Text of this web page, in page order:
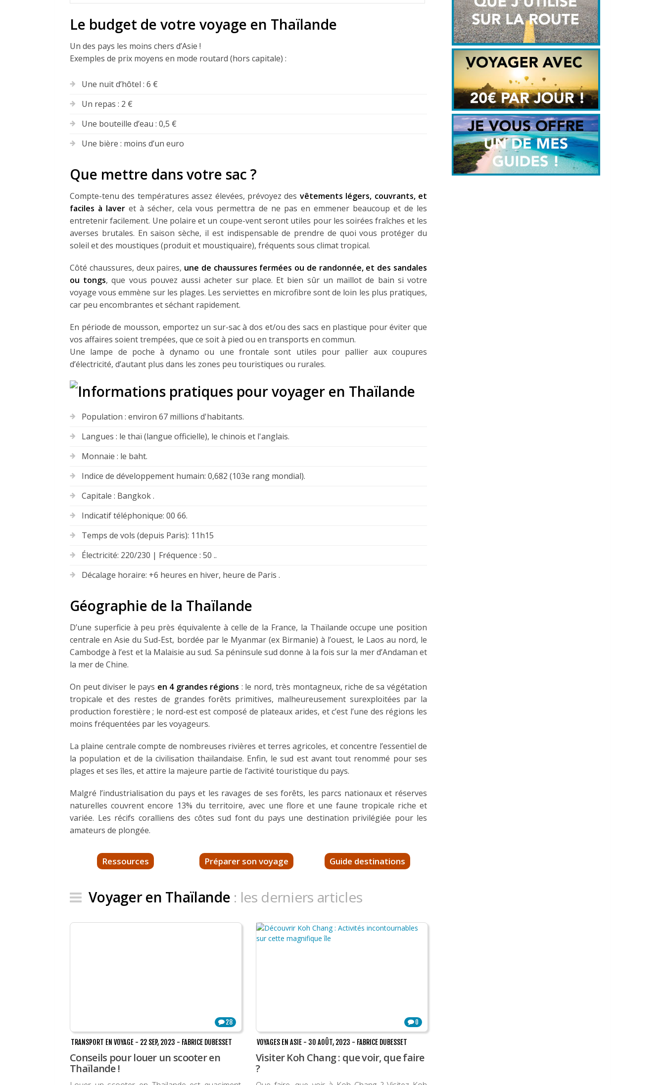
Le budget de votre voyage en Thaïlande
Un des pays les moins chers d’Asie !
Exemples de prix moyens en mode routard (hors capitale) :
Une nuit d’hôtel : 6 €
Un repas : 2 €
Une bouteille d’eau : 0,5 €
Une bière : moins d’un euro
Que mettre dans votre sac ?
Compte-tenu des températures assez élevées, prévoyez des vêtements légers, couvrants, et
faciles à laver et à sécher, cela vous permettra de ne pas en emmener beaucoup et de les
entretenir facilement. Une polaire et un coupe-vent seront utiles pour les soirées fraîches et les
averses brutales. En saison sèche, il est indispensable de prendre de quoi vous protéger du
soleil et des moustiques (produit et moustiquaire), fréquents sous climat tropical.
Côté chaussures, deux paires, une de chaussures fermées ou de randonnée, et des sandales
ou tongs, que vous pouvez aussi acheter sur place. Et bien sûr un maillot de bain si votre
voyage vous emmène sur les plages. Les serviettes en microfibre sont de loin les plus pratiques,
car peu encombrantes et séchant rapidement.
En période de mousson, emportez un sur-sac à dos et/ou des sacs en plastique pour éviter que
vos affaires soient trempées, que ce soit à pied ou en transports en commun.
Une lampe de poche à dynamo ou une frontale sont utiles pour pallier aux coupures
d’électricité, d’autant plus dans les zones peu touristiques ou rurales.
Population : environ 67 millions d'habitants.
Langues : le thaï (langue officielle), le chinois et l'anglais.
Monnaie : le baht.
Indice de développement humain: 0,682 (103e rang mondial).
Capitale : Bangkok .
Indicatif téléphonique: 00 66.
Temps de vols (depuis Paris): 11h15
Électricité: 220/230 | Fréquence : 50 ..
Décalage horaire: +6 heures en hiver, heure de Paris .
Géographie de la Thaïlande
D’une superficie à peu près équivalente à celle de la France, la Thaïlande occupe une position
centrale en Asie du Sud-Est, bordée par le Myanmar (ex Birmanie) à l’ouest, le Laos au nord, le
Cambodge à l’est et la Malaisie au sud. Sa péninsule sud donne à la fois sur la mer d’Andaman et
la mer de Chine.
On peut diviser le pays en 4 grandes régions : le nord, très montagneux, riche de sa végétation
tropicale et des restes de grandes forêts primitives, malheureusement surexploitées par la
production forestière ; le nord-est est composé de plateaux arides, et c’est l’une des régions les
moins fréquentées par les voyageurs.
La plaine centrale compte de nombreuses rivières et terres agricoles, et concentre l’essentiel de
la population et de la civilisation thaïlandaise. Enfin, le sud est avant tout renommé pour ses
plages et ses îles, et attire la majeure partie de l’activité touristique du pays.
Malgré l’industrialisation du pays et les ravages de ses forêts, les parcs nationaux et réserves
naturelles couvrent encore 13% du territoire, avec une flore et une faune tropicale riche et
variée. Les récifs coralliens des côtes sud font du pays une destination privilégiée pour les
amateurs de plongée.
Ressources Préparer son voyage Guide destinations
Voyager en Thaïlande : les derniers articles
28
TRANSPORT EN VOYAGE - 22 SEP, 2023 - FABRICE DUBESSET
Conseils pour louer un scooter en
Thaïlande !
0
VOYAGES EN ASIE - 30 AOÛT, 2023 - FABRICE DUBESSET
Visiter Koh Chang : que voir, que faire
?